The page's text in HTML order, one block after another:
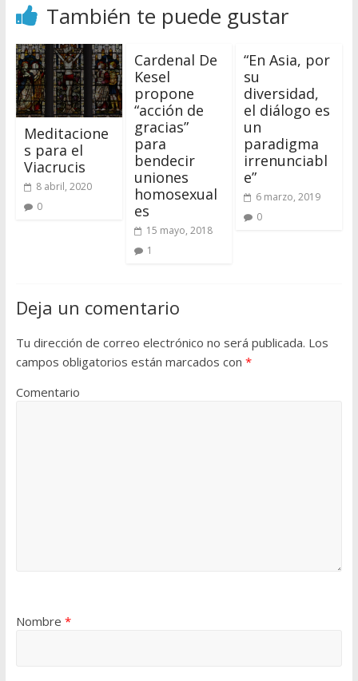
También te puede gustar
Meditacione
s para el
Viacrucis
8 abril, 2020
0
Cardenal De
Kesel
propone
“acción de
gracias”
para
bendecir
uniones
homosexual
es
15 mayo, 2018
1
“En Asia, por
su
diversidad,
el diálogo es
un
paradigma
irrenunciabl
e”
6 marzo, 2019
0
Deja un comentario
Tu dirección de correo electrónico no será publicada. Los
campos obligatorios están marcados con *
Comentario
Nombre *